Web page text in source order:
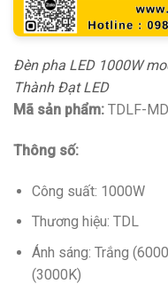
Đèn pha LED 1000W
Thành Đạt LED
Mã sản phẩm: TDLF-
Thông số:
Công suất: 1000W
Thương hiệu: TDL
Ánh sáng: Trắng
(3000K)